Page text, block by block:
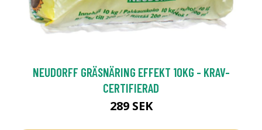
NEUDORFF GRÄSNÄRING EFFEKT 10KG - KRAV-
CERTIFIERAD
289 SEK